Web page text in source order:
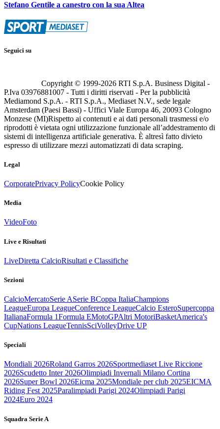
Stefano Gentile a canestro con la sua Altea
Seguici su
Copyright © 1999-2026 RTI S.p.A. Business Digital -
P.Iva 03976881007 - Tutti i diritti riservati - Per la pubblicità
Mediamond S.p.A. - RTI S.p.A., Mediaset N.V., sede legale
Amsterdam (Paesi Bassi) - Uffici Viale Europa 46, 20093 Cologno
Monzese (MI)Rispetto ai contenuti e ai dati personali trasmessi e/o
riprodotti è vietata ogni utilizzazione funzionale all’addestramento di
sistemi di intelligenza artificiale generativa. È altresì fatto divieto
espresso di utilizzare mezzi automatizzati di data scraping.
Legal
CorporatePrivacy PolicyCookie Policy
Media
VideoFoto
Live e Risultati
LiveDiretta CalcioRisultati e Classifiche
Sezioni
CalcioMercatoSerie ASerie BCoppa ItaliaChampions
LeagueEuropa LeagueConference LeagueCalcio EsteroSupercoppa
ItalianaFormula 1Formula EMotoGPAltri MotoriBasketAmerica's
CupNations LeagueTennisSciVolleyDrive UP
Speciali
Mondiali 2026Roland Garros 2026Sportmediaset Live Riccione
2026Scudetto Inter 2026Olimpiadi Invernali Milano Cortina
2026Super Bowl 2026Eicma 2025Mondiale per club 2025EICMA
Riding Fest 2025Paralimpiadi Parigi 2024Olimpiadi Parigi
2024Euro 2024
Squadra Serie A